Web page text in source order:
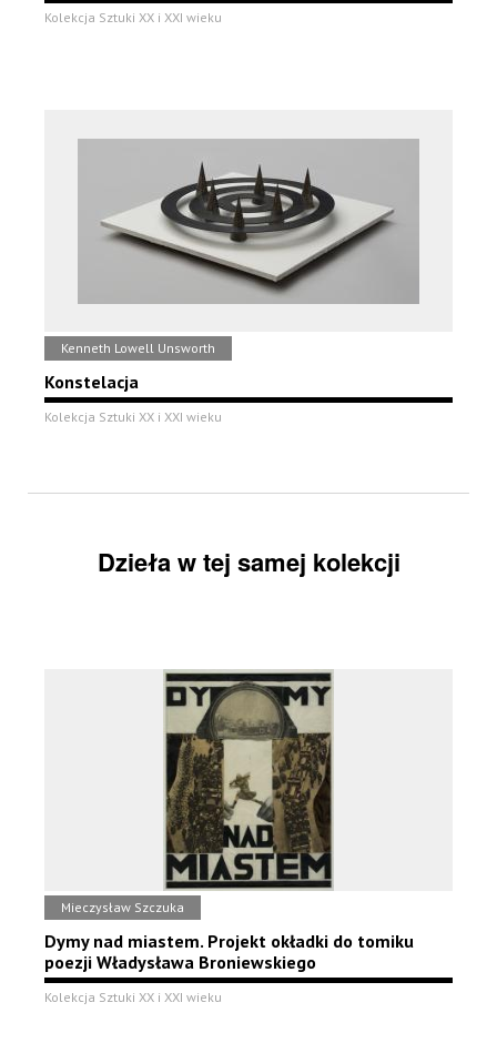
Kolekcja Sztuki XX i XXI wieku
Kenneth Lowell Unsworth
Konstelacja
Kolekcja Sztuki XX i XXI wieku
Dzieła w tej samej kolekcji
Mieczysław Szczuka
Dymy nad miastem. Projekt okładki do tomiku
poezji Władysława Broniewskiego
Kolekcja Sztuki XX i XXI wieku